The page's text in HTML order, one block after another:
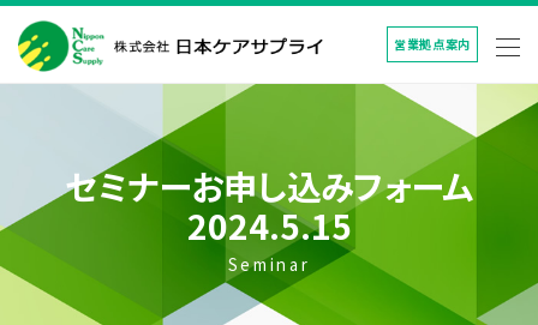
営業拠点案内
セミナーお申し込みフォーム
2024.5.15
Seminar